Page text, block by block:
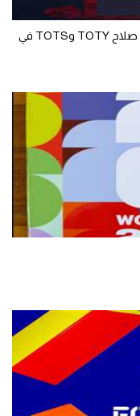
أسطورة حقيقية وفي ألعاب الفيديو.. بطاقات صلاح TOTY وTOTS في